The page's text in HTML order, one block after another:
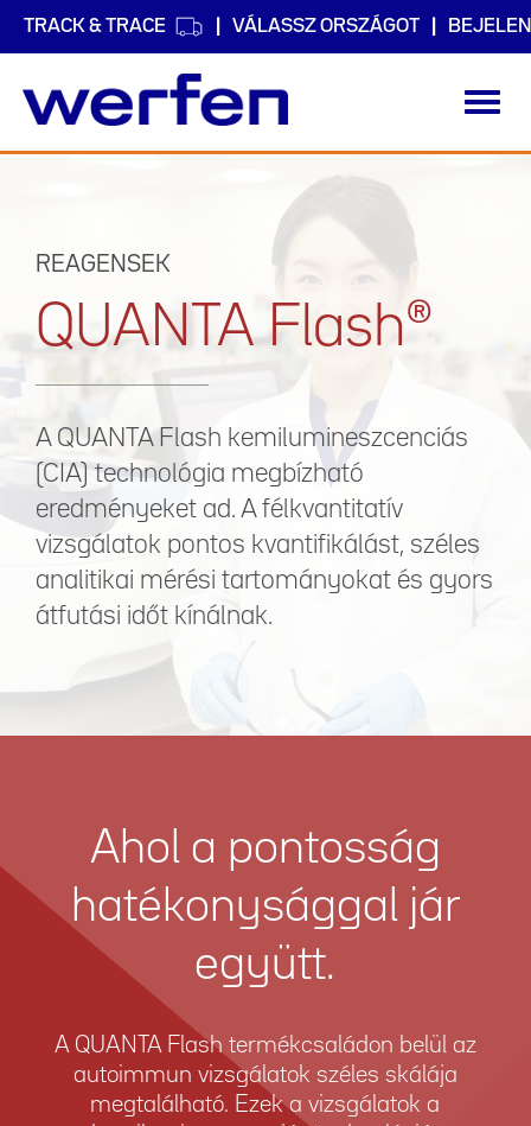
TRACK & TRACE VÁLASSZ ORSZÁGOT
REAGENSEK
QUANTA Flash®
A QUANTA Flash kemilumineszcenciás
(CIA) technológia megbízható
eredményeket ad. A félkvantitatív
vizsgálatok pontos kvantifikálást, széles
analitikai mérési tartományokat és gyors
átfutási időt kínálnak.
Ahol a pontosság
hatékonysággal jár
együtt.
A QUANTA Flash termékcsaládon belül az
autoimmun vizsgálatok széles skálája
megtalálható. Ezek a vizsgálatok a